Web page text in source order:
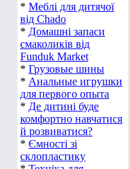
* Меблі для дитячої
від Chado
* Домашні запаси
смаколиків від
Funduk Market
* Грузовые шины
* Анальные игрушки
для первого опыта
* Де дитині буде
комфортно навчатися
й розвиватися?
* Ємності зі
склопластику